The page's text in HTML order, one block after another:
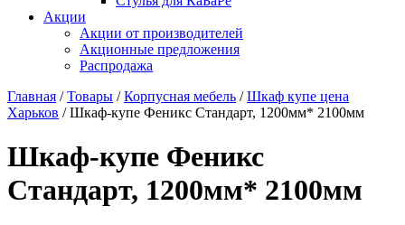
Акции
Акции от производителей
Акционные предложения
Распродажа
Главная /Товары /Корпусная мебель /Шкаф купе цена
Харьков / Шкаф-купе Феникс Стандарт, 1200мм* 2100мм
Шкаф-купе Феникс
Стандарт, 1200мм* 2100мм